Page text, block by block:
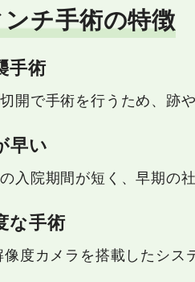
チ手術の特徴
手術
開で手術を行うため、跡
早い
入院期間が短く、早期の
な手術
像度カメラを搭載したシス